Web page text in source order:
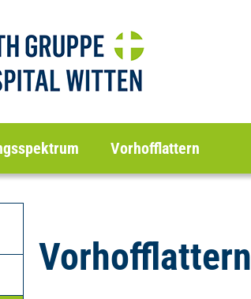
Vorhofflattern
Vorhofflattern